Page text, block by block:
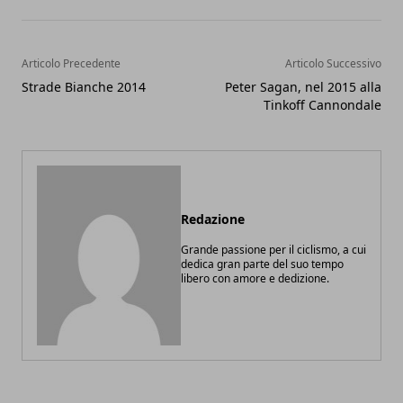
Articolo Precedente
Strade Bianche 2014
Articolo Successivo
Peter Sagan, nel 2015 alla
Tinkoff Cannondale
Redazione
Grande passione per il ciclismo, a cui
dedica gran parte del suo tempo
libero con amore e dedizione.